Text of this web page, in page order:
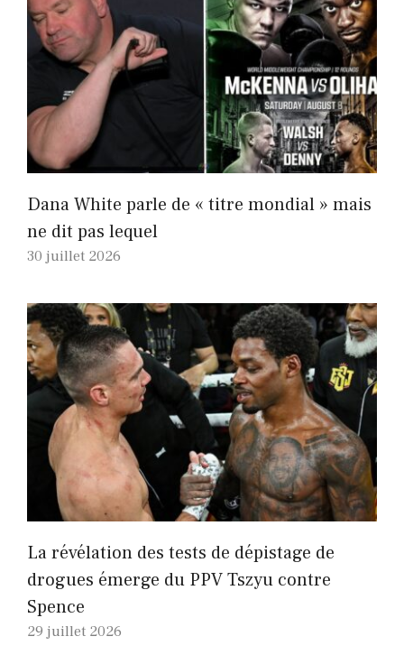
Dana White parle de « titre mondial » mais
ne dit pas lequel
30 juillet 2026
La révélation des tests de dépistage de
drogues émerge du PPV Tszyu contre
Spence
29 juillet 2026